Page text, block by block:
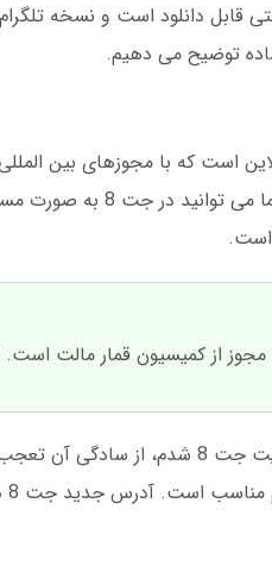
به راحتی قابل دانلود است و
ساده توضیح می دهیم.
است که با مجوزهای بین
است.
من شخصا اولین بار که وارد
در کانال تلگرام رسمی سایت به روزرسانی می شود.